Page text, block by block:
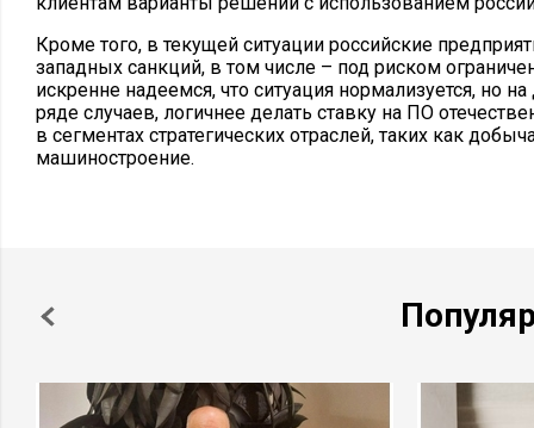
Кроме того, в текущей ситуации российские
западных санкций, в том числе – под риском
искренне надеемся, что ситуация нормализуется, но
ряде случаев, логичнее делать ставку на ПО
в сегментах стратегических отраслей, таких как
машиностроение.